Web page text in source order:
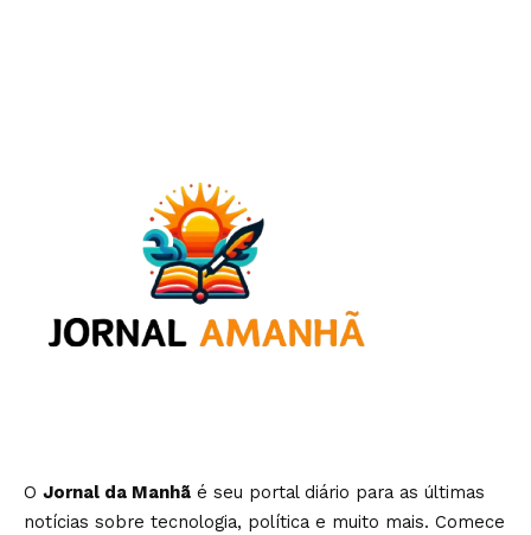
O Jornal da Manhã é seu portal diário para as últimas
notícias sobre tecnologia, política e muito mais. Comece